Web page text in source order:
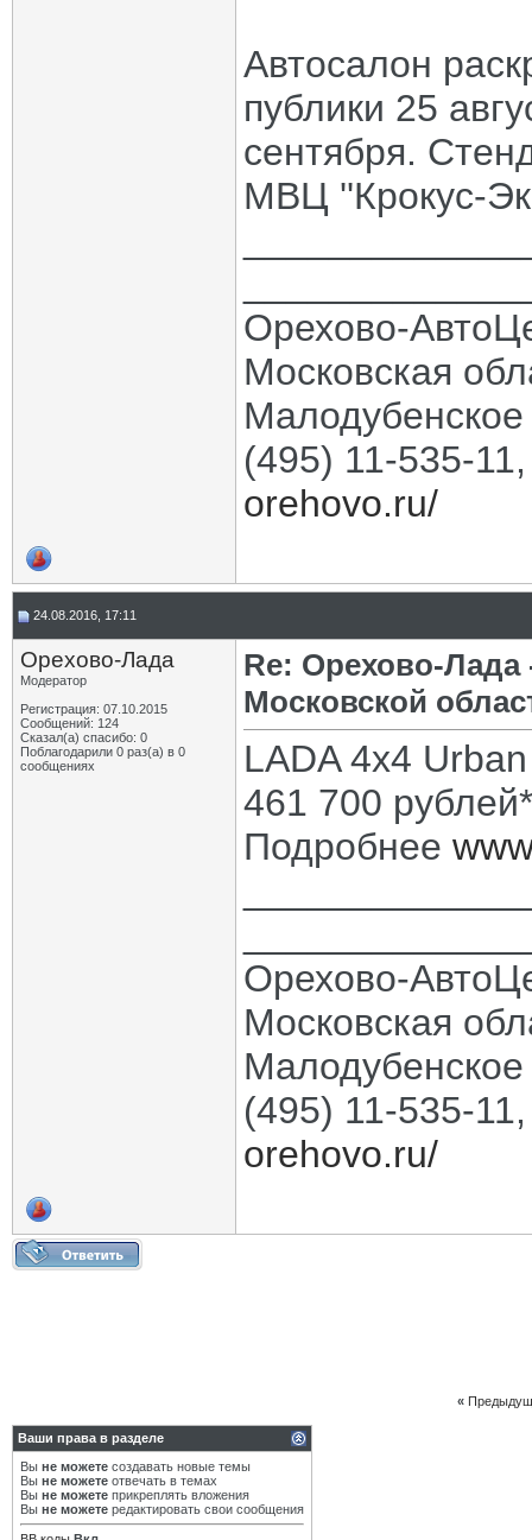
Автосалон
публики 25
сентября.
МВЦ ''Крокус-
Орехово-
Московская
(495) 11-535-
orehovo.ru/
24.08.2016, 17:11
Орехово-Лада
Модератор
Регистрация: 07.10.2015
Сообщений: 124
Сказал(а) спасибо: 0
Поблагодарили 0 раз(а) в 0
сообщениях
Re: Орехово-
Московской
LADA 4x4
461 700 рублей*
Подробнее
Орехово-
Московская
(495) 11-535-
orehovo.ru/
«
Ваши права в разделе
Вы не можете создавать новые темы
Вы не можете отвечать в темах
Вы не можете прикреплять вложения
Вы не можете редактировать свои сообщения